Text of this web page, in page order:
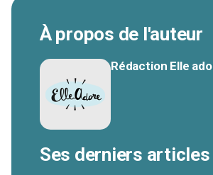
À propos de l'auteur
Rédaction Elle
Ses derniers articles